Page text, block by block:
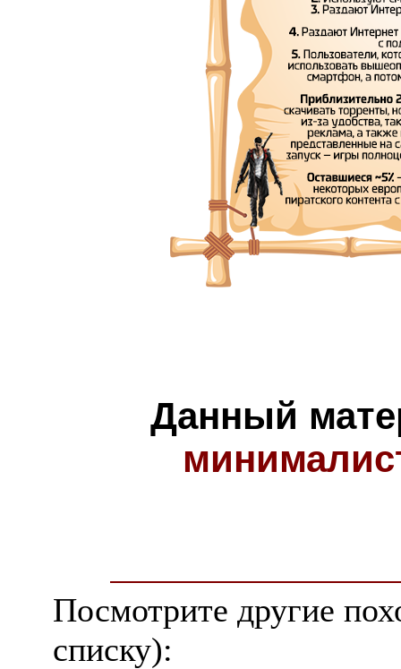
Данный
Посмотрите другие
списку):